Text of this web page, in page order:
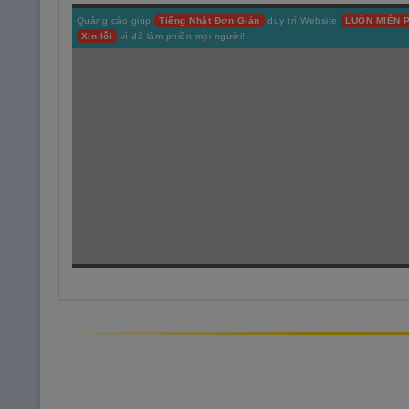
phương phương
Quảng cáo giúp Tiếng Nhật Đơn Giản duy trì Website
LUÔN MIỄN
Xin lỗi
vì đã làm phiền mọi người!